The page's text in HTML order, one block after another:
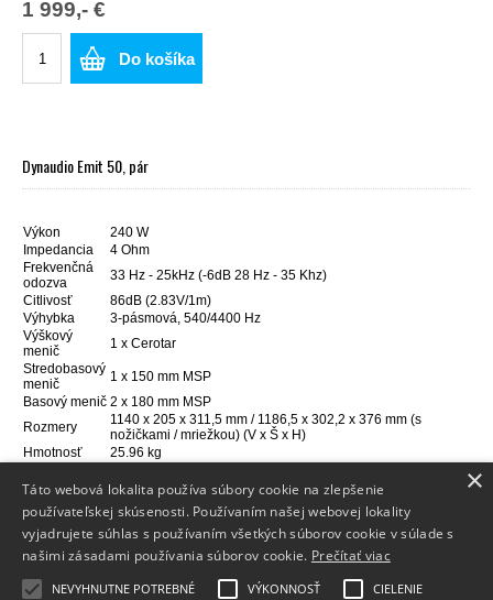
1 999,- €
Do košíka
Dynaudio Emit 50, pár
Výkon
240 W
Impedancia
4 Ohm
Frekvenčná
odozva
33 Hz - 25kHz (-6dB 28 Hz - 35 Khz)
Citlivosť
86dB (2.83V/1m)
Výhybka
3-pásmová, 540/4400 Hz
Výškový
menič
1 x Cerotar
Stredobasový
menič
1 x 150 mm MSP
Basový menič 2 x 180 mm MSP
Rozmery
1140 x 205 x 311,5 mm / 1186,5 x 302,2 x 376 mm (s
nožičkami / mriežkou) (V x Š x H)
Hmotnosť
25.96 kg
Info
Dodanie tovaru
×
Táto webová lokalita používa súbory cookie na zlepšenie
používateľskej skúsenosti. Používaním našej webovej lokality
vyjadrujete súhlas s používaním všetkých súborov cookie v súlade s
našimi zásadami používania súborov cookie. Prečítať viac
NEVYHNUTNE POTREBNÉ VÝKONNOSŤ CIELENIE